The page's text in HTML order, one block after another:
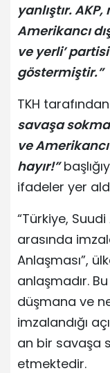
yanlıştır.
Amerikancı
ve yerli’
göstermiştir.”
TKH tarafından
savaşa
ve
hayır!”
ifadeler yer
“Türkiye,
arasında
Anlaşması”,
anlaşmadır.
düşmana ve
imzalandığı
an bir savaşa
etmektedir.